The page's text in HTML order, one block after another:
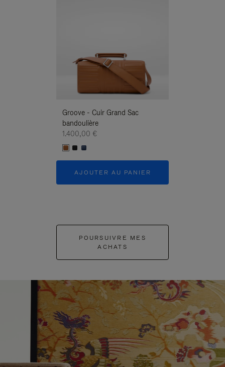
Groove - Cuir Grand Sac
bandoulière
1.400,00 €
AJOUTER AU PANIER
POURSUIVRE MES
ACHATS